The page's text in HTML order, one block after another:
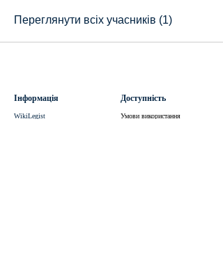
Переглянути всіх учасників (1)
Інформація
WikiLegist
Доступність
Умови використання